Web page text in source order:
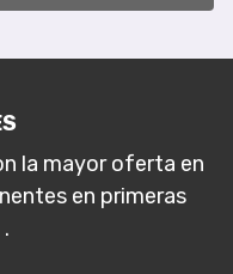
la mayor oferta en
en primeras